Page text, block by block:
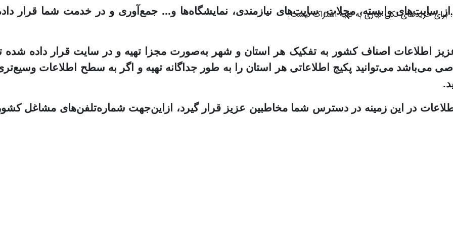
سایت‌های وابسته، مجلات، سایت‌های نیازمندی، نمایشگاه‌ها و... جمع‌آوری و در خدمت شما قرار
عزیز اطلاعات اصناف کشور به تفکیک هر استان و شهر به‌صورت مجزا تهیه و در سایت قرار داده شده
می‌باشد می‌توانید پکیج اطلاعاتی هر استان را به طور جداگانه تهیه و اگر به سطح اطلاعات
اطلاعات در این زمینه در دسترس شما مخاطبین عزیز قرار گیرد، ازاین‌جهت شماره‌تلفن‌های مشاغل
برای خریدهای تکی نیازی به تهیه اشتراک نیست.